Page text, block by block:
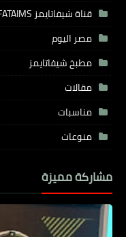
قناة شيفاتايمز TV / SHEFATAIMS
مصر اليوم
مطبخ شيفاتايمز
مقالات
مناسبات
منوعات
مشاركة مميزة